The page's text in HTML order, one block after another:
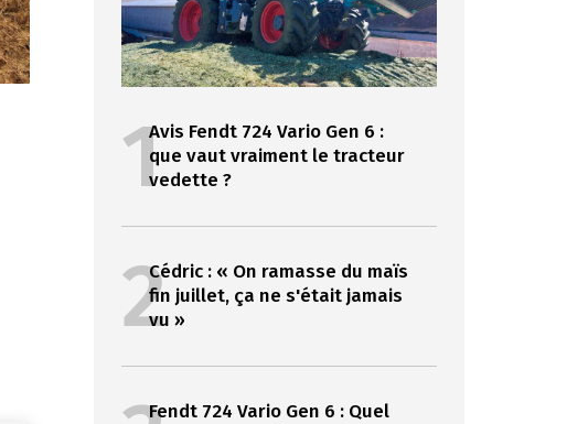
1Avis Fendt 724 Vario Gen 6 :
que vaut vraiment le tracteur
vedette ?
2Cédric : « On ramasse du maïs
fin juillet, ça ne s'était jamais
vu »
Fendt 724 Vario Gen 6 : Quel